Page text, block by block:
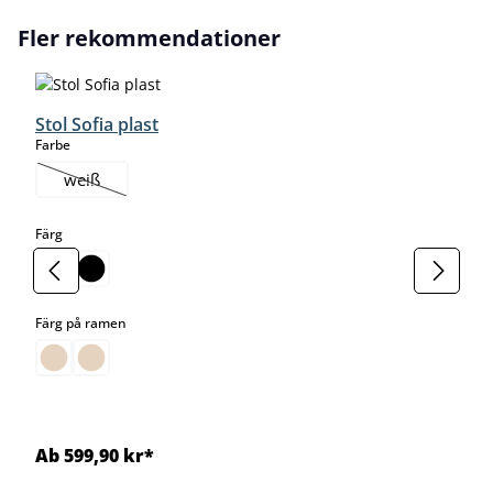
Hoppa över produktgalleri
Fler rekommendationer
Stol Sofia plast
Farbeselect
weiß
(Det här alternativet är för närvarande inte tillgängligt.)
Färgselect
Färg på ramen
Ab 599,90 kr*